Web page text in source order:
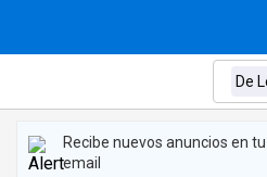
Recibe nuevos anuncios en tu
email